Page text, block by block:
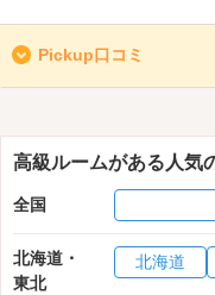
Pickup口コミ
高級ルームがある人気
全国
北海道・
東北
北海道